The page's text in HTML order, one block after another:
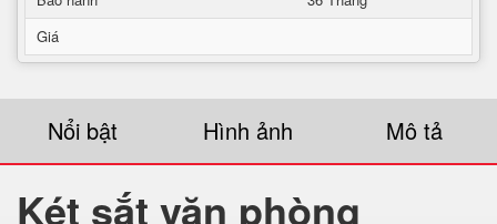
Giá
Nổi bật Hình ảnh Mô tả
Két sắt văn phòng